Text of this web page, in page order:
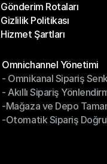
Yardım Merkezi
Gönderim Rotaları
Gönderim Rotaları
Gizlilik Politikası
Gizlilik Politikası
Hizmet Şartları
Omnichannel Yönetimi
Omnichannel Yönetimi
- Omnikanal Sipariş
- Omnikanal Sipariş
- Akıllı Sipariş
- Akıllı Sipariş
-Mağaza ve Depo
-Mağaza ve Depo
-Otomatik Sipariş